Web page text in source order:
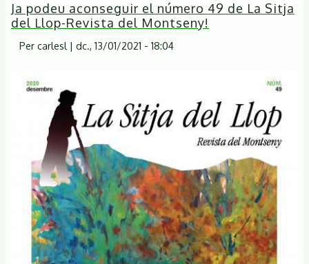
de
signatures
en
ILP
Montseny
Ja podeu aconseguir el número 49 de La Sitja
del Llop-Revista del Montseny!
Per carlesl | dc., 13/01/2021 - 18:04